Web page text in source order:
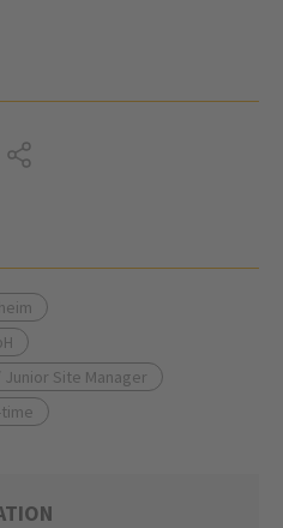
Site Manager